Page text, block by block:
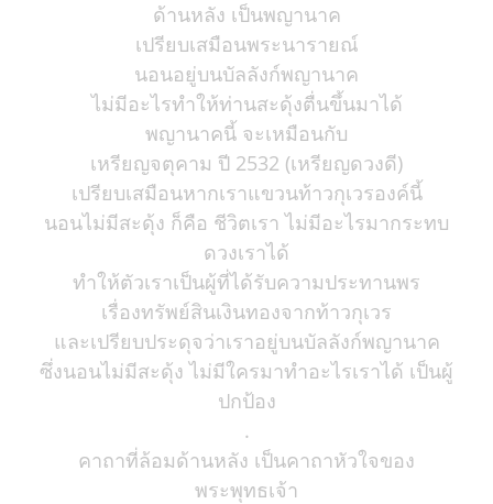
ด้านหลัง เป็นพญานาค
เปรียบเสมือนพระนารายณ์
นอนอยู่บนบัลลังก์พญานาค
ไม่มีอะไรทำให้ท่านสะดุ้งตื่นขึ้นมาได้
พญานาคนี้ จะเหมือนกับ
เหรียญจตุคาม ปี 2532 (เหรียญดวงดี)
เปรียบเสมือนหากเราแขวนท้าวกุเวรองค์นี้
นอนไม่มีสะดุ้ง ก็คือ ชีวิตเรา ไม่มีอะไรมากระทบ
ดวงเราได้
ทำให้ตัวเราเป็นผู้ที่ได้รับความประทานพร
เรื่องทรัพย์สินเงินทองจากท้าวกุเวร
และเปรียบประดุจว่าเราอยู่บนบัลลังก์พญานาค
ซึ่งนอนไม่มีสะดุ้ง ไม่มีใครมาทำอะไรเราได้ เป็นผู้
ปกป้อง
.
คาถาที่ล้อมด้านหลัง เป็นคาถาหัวใจของ
พระพุทธเจ้า